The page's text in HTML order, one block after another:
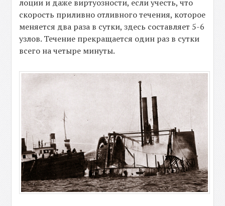
лоции и даже виртуозности, если учесть, что
скорость приливно отливного течения, которое
меняется два раза в сутки, здесь составляет 5-6
узлов. Течение прекращается один раз в сутки
всего на четыре минуты.